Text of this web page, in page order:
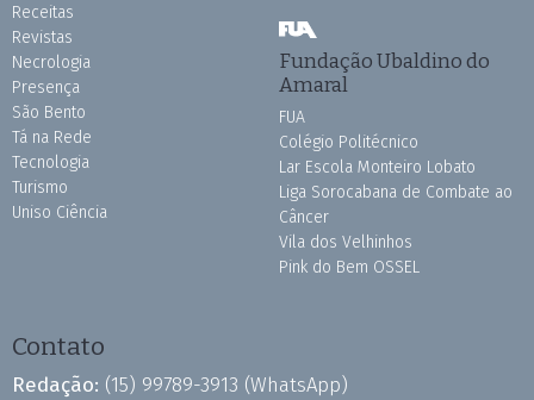
Receitas
Revistas
Necrologia
Presença
São Bento
Tá na Rede
Tecnologia
Turismo
Uniso Ciência
Fundação Ubaldino do
Amaral
FUA
Colégio Politécnico
Lar Escola Monteiro Lobato
Liga Sorocabana de Combate ao
Câncer
Vila dos Velhinhos
Pink do Bem OSSEL
Contato
Redação: (15) 99789-3913 (WhatsApp)